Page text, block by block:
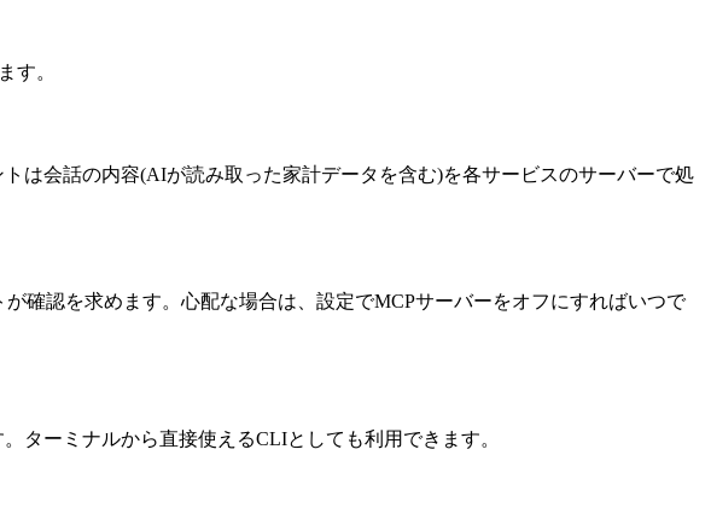
す。
は会話の内容(AIが読み取った家計データを含む)を各サービスのサーバーで処
確認を求めます。心配な場合は、設定でMCPサーバーをオフにすればいつで
ターミナルから直接使えるCLIとしても利用できます。